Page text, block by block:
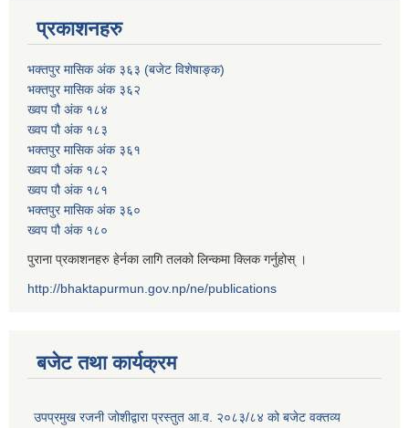
प्रकाशनहरु
भक्तपुर मासिक अंक ३६३ (बजेट विशेषाङ्क)
भक्तपुर मासिक अंक ३६२
ख्वप पौ अंक १८४
ख्वप पौ अंक १८३
भक्तपुर मासिक अंक ३६१
ख्वप पौ अंक १८२
ख्वप पौ अंक १८१
भक्तपुर मासिक अंक ३६०
ख्वप पौ अंक १८०
पुराना प्रकाशनहरु हेर्नका लागि तलको लिन्कमा क्लिक गर्नुहोस् ।
http://bhaktapurmun.gov.np/ne/publications
बजेट तथा कार्यक्रम
उपप्रमुख रजनी जोशीद्वारा प्रस्तुत आ.व. २०८३/८४ को बजेट वक्तव्य